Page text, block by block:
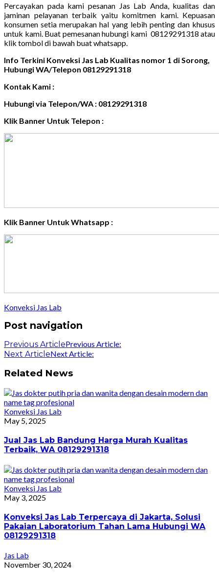
Percayakan pada kami pesanan Jas Lab Anda, kualitas dan
jaminan pelayanan terbaik yaitu komitmen kami. Kepuasan
konsumen setia merupakan hal yang lebih penting dan khusus
untuk kami. Buat pemesanan hubungi kami 08129291318 atau
klik tombol di bawah buat whatsapp.
Info Terkini Konveksi Jas Lab Kualitas nomor 1 di Sorong,
Hubungi WA/Telepon 08129291318
Kontak Kami :
Hubungi via Telepon/WA : 08129291318
Klik Banner Untuk Telepon :
Klik Banner Untuk Whatsapp :
Konveksi Jas Lab
Post navigation
Previous ArticlePrevious Article:
Next ArticleNext Article:
Related News
Konveksi Jas Lab
May 5, 2025
Jual Jas Lab Bandung Harga Murah Kualitas
Terbaik, WA 08129291318
Konveksi Jas Lab
May 3, 2025
Konveksi Jas Lab Terpercaya di Jakarta, Solusi
Pakaian Laboratorium Tahan Lama Hubungi WA
08129291318
Jas Lab
November 30, 2024